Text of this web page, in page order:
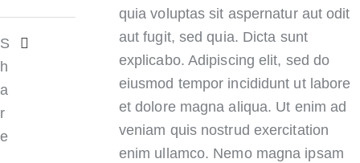
S
h
a
r
e
quia voluptas sit aspernatur aut odit
aut fugit, sed quia. Dicta sunt
explicabo. Adipiscing elit, sed do
eiusmod tempor incididunt ut labore
et dolore magna aliqua. Ut enim ad
veniam quis nostrud exercitation
enim ullamco. Nemo magna ipsam